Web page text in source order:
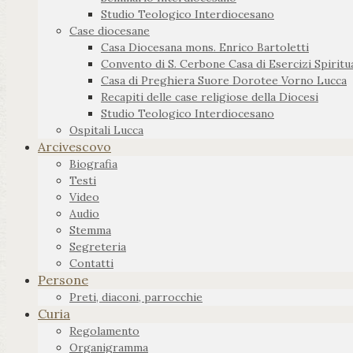
Studio Teologico Interdiocesano
Case diocesane
Casa Diocesana mons. Enrico Bartoletti
Convento di S. Cerbone Casa di Esercizi
Casa di Preghiera Suore Dorotee Vorno Lucca
Recapiti delle case religiose della Diocesi
Studio Teologico Interdiocesano
Ospitali Lucca
Arcivescovo
Biografia
Testi
Video
Audio
Stemma
Segreteria
Contatti
Persone
Preti, diaconi, parrocchie
Curia
Regolamento
Organigramma